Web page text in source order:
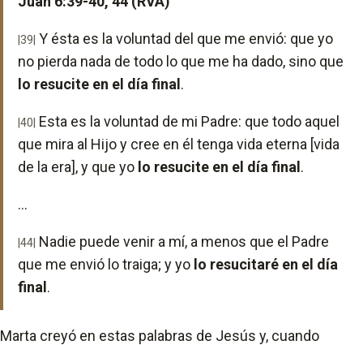
|39| Y ésta es la voluntad del que me envió: que yo
no pierda nada de todo lo que me ha dado, sino que
lo resucite en el día final .
|40| Esta es la voluntad de mi Padre: que todo aquel
que mira al Hijo y cree en él tenga vida eterna [vida
de la era], y que yo lo resucite en el día final .
...
|44| Nadie puede venir a mí, a menos que el Padre
que me envió lo traiga; y yo lo resucitaré en el día
final .
Marta creyó en estas palabras de Jesús y, cuando